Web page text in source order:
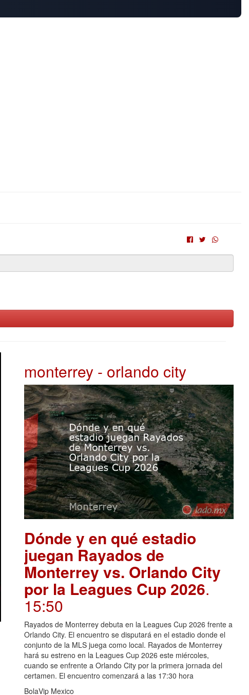
monterrey - orlando city
Dónde y en qué estadio
juegan Rayados de
Monterrey vs. Orlando City
por la Leagues Cup 2026.
15:50
Rayados de Monterrey debuta en la Leagues Cup 2026 frente a
Orlando City. El encuentro se disputará en el estadio donde el
conjunto de la MLS juega como local. Rayados de Monterrey
hará su estreno en la Leagues Cup 2026 este miércoles,
cuando se enfrente a Orlando City por la primera jornada del
certamen. El encuentro comenzará a las 17:30 hora
BolaVip Mexico